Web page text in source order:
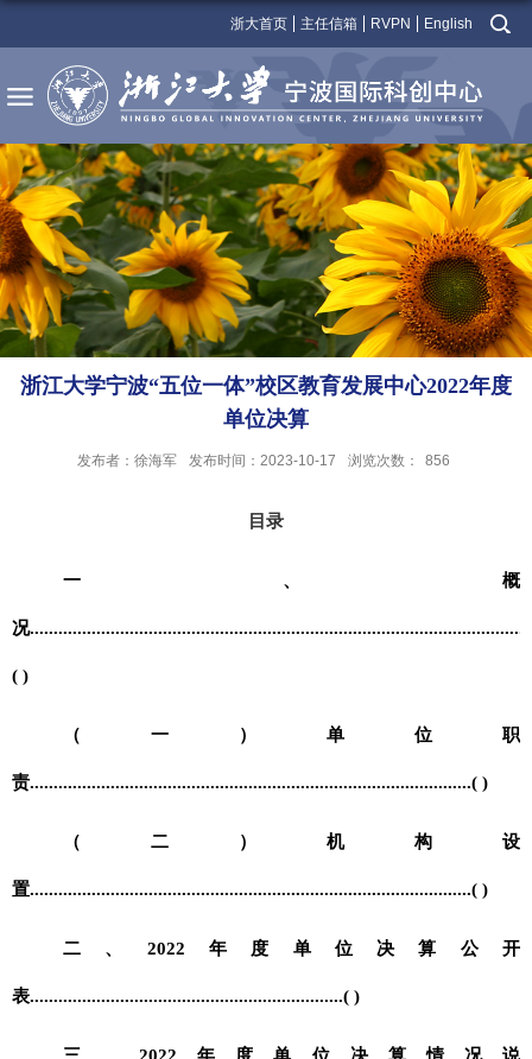
浙大首页 主任信箱 RVPN English
浙江大学宁波“五位一体”校区教育发展中心2022年度
单位决算
发布者：徐海军 发布时间：2023-10-17 浏览次数： 856
目录
一、概
况.........................................................................................................
( )
（一）单位职
责.............................................................................................( )
（二）机构设
置.............................................................................................( )
二、 2022 年度单位决算公开
表..................................................................( )